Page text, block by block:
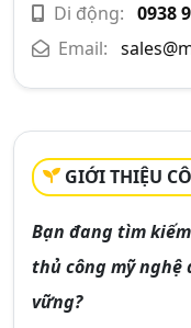
Di động: 0938
Email:
GIỚI THIỆU
Bạn đang tìm
thủ công mỹ nghệ
vững?